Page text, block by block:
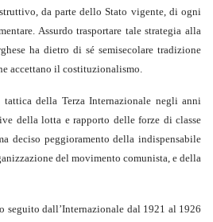
da parte dello Stato vigente, di ogni
Assurdo trasportare tale strategia alla
ha dietro di sé semisecolare tradizione
accettano il costituzionalismo.
della Terza Internazionale negli anni
della lotta e rapporto delle forze di classe
deciso peggioramento della indispensabile
del movimento comunista, e della
seguito dall’Internazionale dal 1921 al 1926